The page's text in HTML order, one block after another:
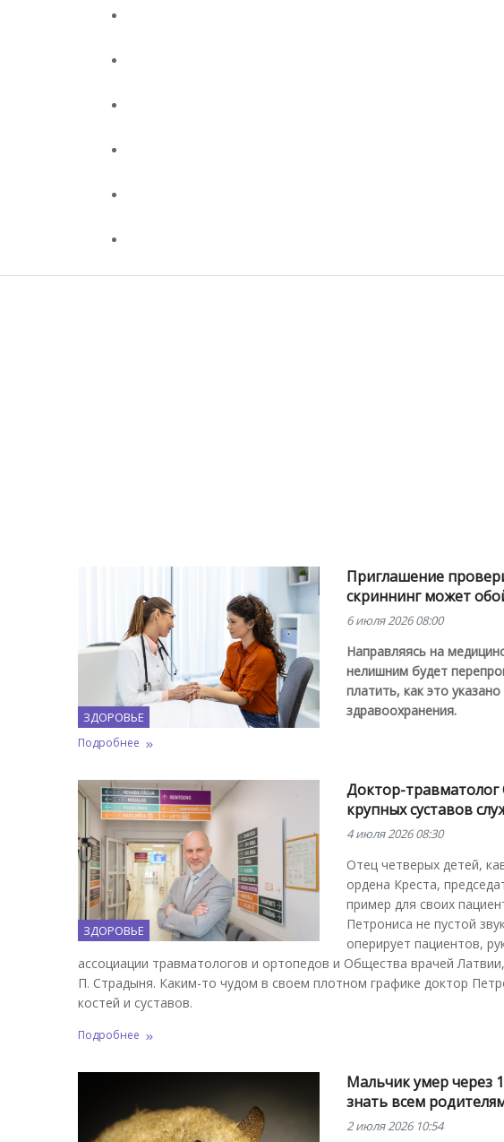
ЗДОРОВЬЕ
Приглашение
скриннинг может
6 июля 2026 08:00
Направляясь на
нелишним будет
платить, как это
здравоохранения.
Подробнее
ЗДОРОВЬЕ
Доктор-
крупных суставов
4 июля 2026 08:30
Отец четверых детей,
ордена Креста,
пример для своих
Петрониса не пустой
оперирует пациентов,
ассоциации травматологов и ортопедов и Общества врачей
П. Страдыня. Каким-то чудом в своем плотном графике доктор
костей и суставов.
Подробнее
Мальчик умер через
знать всем
2 июля 2026 10:54